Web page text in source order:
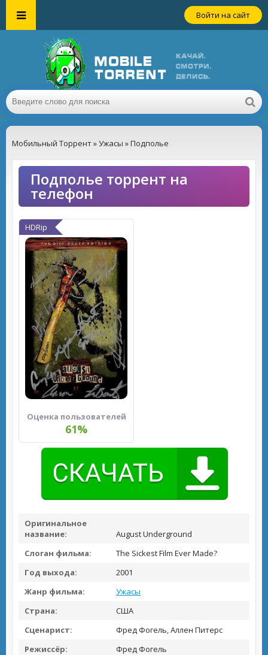
Войти на сайт
Мобильный Торрент»Ужасы » Подполье
Подполье торрент на
телефон
HDRip
Оценка пользователей
61%
Оригинальное
название:
August Underground
Слоган фильма:
The Sickest Film Ever Made?
Год выхода:
2001
Жанр фильма:
Ужасы
Страна:
США
Сценарист:
Фред Фогель, Аллен Питерс
Режиссёр:
Фред Фогель